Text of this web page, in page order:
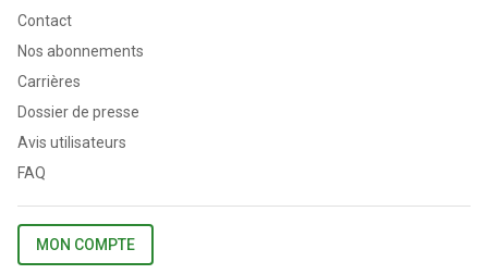
Contact
Nos abonnements
Carrières
Dossier de presse
Avis utilisateurs
FAQ
MON COMPTE